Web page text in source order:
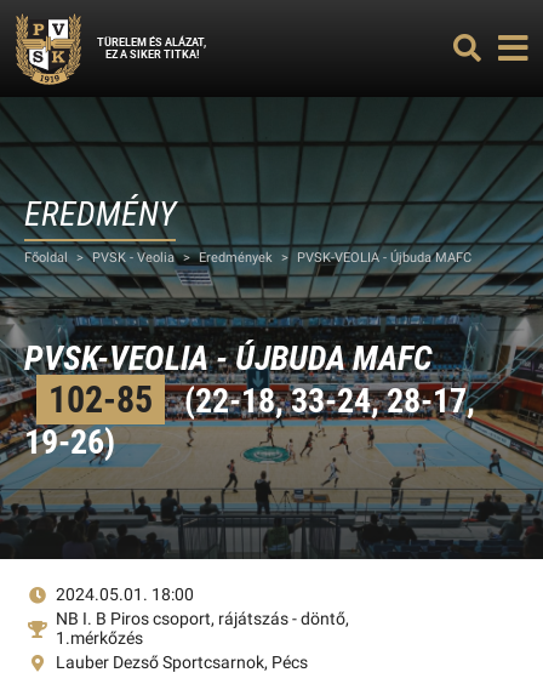
TÜRELEM ÉS ALÁZAT,
EZ A SIKER TITKA!
EREDMÉNY
Főoldal > PVSK - Veolia > Eredmények > PVSK-VEOLIA - Újbuda MAFC
PVSK-VEOLIA - ÚJBUDA MAFC
102-85
(22-18, 33-24, 28-17,
19-26)
2024.05.01. 18:00
NB I. B Piros csoport, rájátszás - döntő,
1.mérkőzés
Lauber Dezső Sportcsarnok, Pécs